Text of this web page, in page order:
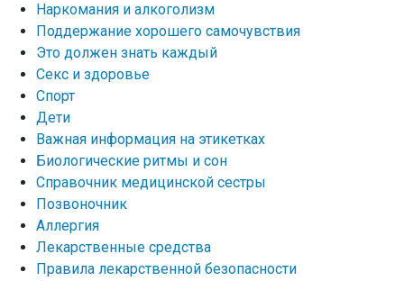
Наркомания и алкоголизм
Поддержание хорошего самочувствия
Это должен знать каждый
Секс и здоровье
Спорт
Дети
Важная информация на этикетках
Биологические ритмы и сон
Справочник медицинской сестры
Позвоночник
Аллергия
Лекарственные средства
Правила лекарственной безопасности